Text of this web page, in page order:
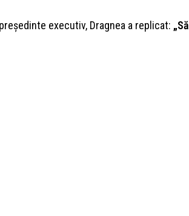
executiv, Dragnea a replicat: „Să